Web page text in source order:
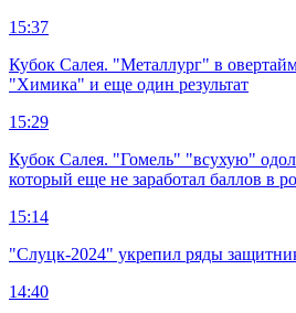
15:37
Кубок Салея. "Металлург" в
"Химика" и еще один результат
15:29
Кубок Салея. "Гомель" "всухую"
который еще не заработал баллов в
15:14
"Слуцк-2024" укрепил ряды
14:40